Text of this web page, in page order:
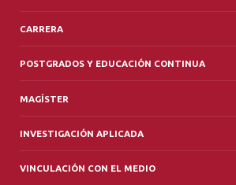
CARRERA
POSTGRADOS Y EDUCACIÓN CONTINUA
MAGÍSTER
INVESTIGACIÓN APLICADA
VINCULACIÓN CON EL MEDIO